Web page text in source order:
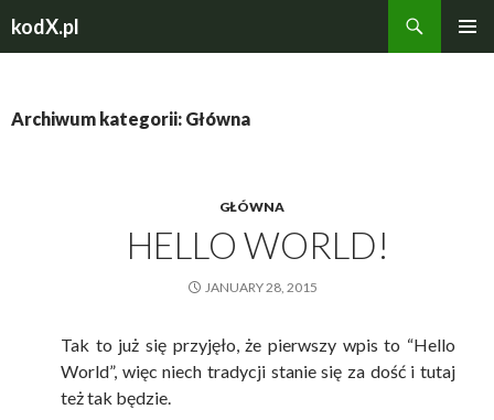
kodX.pl
Archiwum kategorii: Główna
GŁÓWNA
HELLO WORLD!
JANUARY 28, 2015
Tak to już się przyjęło, że pierwszy wpis to “Hello
World”, więc niech tradycji stanie się za dość i tutaj
też tak będzie.